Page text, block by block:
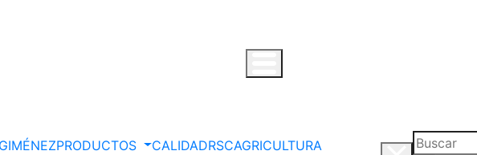
PRODUCTOS CALIDADRSCAGRICULTURA